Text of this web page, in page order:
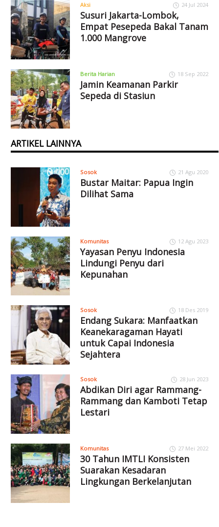
Aksi 24 Jul 2024
Susuri Jakarta-Lombok,
Empat Pesepeda Bakal Tanam
1.000 Mangrove
Berita Harian 18 Sep 2022
Jamin Keamanan Parkir
Sepeda di Stasiun
ARTIKEL LAINNYA
Sosok 21 Agu 2020
Bustar Maitar: Papua Ingin
Dilihat Sama
Komunitas 12 Agu 2023
Yayasan Penyu Indonesia
Lindungi Penyu dari
Kepunahan
Sosok 18 Des 2019
Endang Sukara: Manfaatkan
Keanekaragaman Hayati
untuk Capai Indonesia
Sejahtera
Sosok 28 Jun 2023
Abdikan Diri agar Rammang-
Rammang dan Kamboti Tetap
Lestari
Komunitas 27 Mei 2022
30 Tahun IMTLI Konsisten
Suarakan Kesadaran
Lingkungan Berkelanjutan